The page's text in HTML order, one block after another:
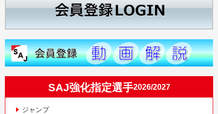
SAJ強化指定選手2026/2027
ジャンプ